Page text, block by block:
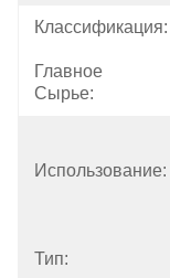
Классификация:
Главное
Сырье:
Использование:
Тип: